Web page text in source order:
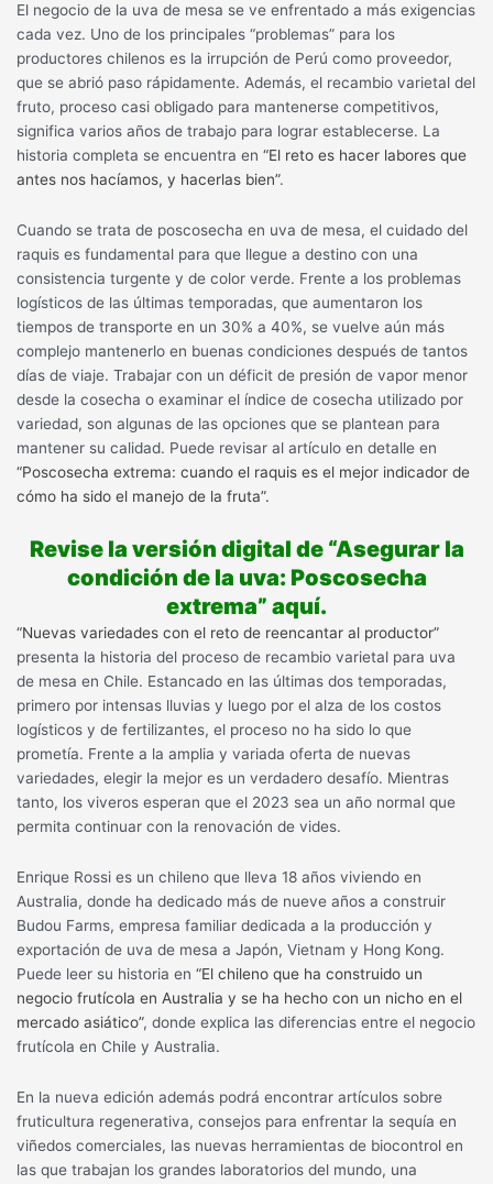
El negocio de la uva de mesa se ve enfrentado a más exigencias
cada vez. Uno de los principales “problemas” para los
productores chilenos es la irrupción de Perú como proveedor,
que se abrió paso rápidamente. Además, el recambio varietal del
fruto, proceso casi obligado para mantenerse competitivos,
significa varios años de trabajo para lograr establecerse. La
historia completa se encuentra en “El reto es hacer labores que
antes nos hacíamos, y hacerlas bien”.
Cuando se trata de poscosecha en uva de mesa, el cuidado del
raquis es fundamental para que llegue a destino con una
consistencia turgente y de color verde. Frente a los problemas
logísticos de las últimas temporadas, que aumentaron los
tiempos de transporte en un 30% a 40%, se vuelve aún más
complejo mantenerlo en buenas condiciones después de tantos
días de viaje. Trabajar con un déficit de presión de vapor menor
desde la cosecha o examinar el índice de cosecha utilizado por
variedad, son algunas de las opciones que se plantean para
mantener su calidad. Puede revisar al artículo en detalle en
“Poscosecha extrema: cuando el raquis es el mejor indicador de
cómo ha sido el manejo de la fruta”.
Revise la versión digital de “Asegurar la
condición de la uva: Poscosecha
extrema” aquí.
“Nuevas variedades con el reto de reencantar al productor”
presenta la historia del proceso de recambio varietal para uva
de mesa en Chile. Estancado en las últimas dos temporadas,
primero por intensas lluvias y luego por el alza de los costos
logísticos y de fertilizantes, el proceso no ha sido lo que
prometía. Frente a la amplia y variada oferta de nuevas
variedades, elegir la mejor es un verdadero desafío. Mientras
tanto, los viveros esperan que el 2023 sea un año normal que
permita continuar con la renovación de vides.
Enrique Rossi es un chileno que lleva 18 años viviendo en
Australia, donde ha dedicado más de nueve años a construir
Budou Farms, empresa familiar dedicada a la producción y
exportación de uva de mesa a Japón, Vietnam y Hong Kong.
Puede leer su historia en “El chileno que ha construido un
negocio frutícola en Australia y se ha hecho con un nicho en el
mercado asiático”, donde explica las diferencias entre el negocio
frutícola en Chile y Australia.
En la nueva edición además podrá encontrar artículos sobre
fruticultura regenerativa, consejos para enfrentar la sequía en
viñedos comerciales, las nuevas herramientas de biocontrol en
las que trabajan los grandes laboratorios del mundo, una